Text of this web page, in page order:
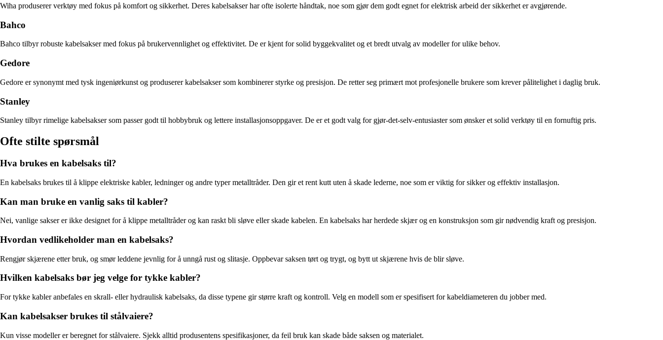
Wiha produserer verktøy med fokus på komfort og sikkerhet. Deres kabelsakser har ofte isolerte håndtak, noe som gjør dem godt egnet for elektrisk arbeid der sikkerhet er avgjørende.
Bahco
Bahco tilbyr robuste kabelsakser med fokus på brukervennlighet og effektivitet. De er kjent for solid byggekvalitet og et bredt utvalg av modeller for ulike behov.
Gedore
Gedore er synonymt med tysk ingeniørkunst og produserer kabelsakser som kombinerer styrke og presisjon. De retter seg primært mot profesjonelle brukere som krever pålitelighet i daglig bruk.
Stanley
Stanley tilbyr rimelige kabelsakser som passer godt til hobbybruk og lettere installasjonsoppgaver. De er et godt valg for gjør-det-selv-entusiaster som ønsker et solid verktøy til en fornuftig pris.
Ofte stilte spørsmål
Hva brukes en kabelsaks til?
En kabelsaks brukes til å klippe elektriske kabler, ledninger og andre typer metalltråder. Den gir et rent kutt uten å skade lederne, noe som er viktig for sikker og effektiv installasjon.
Kan man bruke en vanlig saks til kabler?
Nei, vanlige sakser er ikke designet for å klippe metalltråder og kan raskt bli sløve eller skade kabelen. En kabelsaks har herdede skjær og en konstruksjon som gir nødvendig kraft og presisjon.
Hvordan vedlikeholder man en kabelsaks?
Rengjør skjærene etter bruk, og smør leddene jevnlig for å unngå rust og slitasje. Oppbevar saksen tørt og trygt, og bytt ut skjærene hvis de blir sløve.
Hvilken kabelsaks bør jeg velge for tykke kabler?
For tykke kabler anbefales en skrall- eller hydraulisk kabelsaks, da disse typene gir større kraft og kontroll. Velg en modell som er spesifisert for kabeldiameteren du jobber med.
Kan kabelsakser brukes til stålvaiere?
Kun visse modeller er beregnet for stålvaiere. Sjekk alltid produsentens spesifikasjoner, da feil bruk kan skade både saksen og materialet.